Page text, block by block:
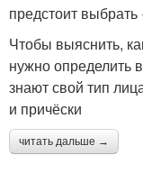
предстоит
Чтобы выяснить,
нужно определить
знают свой тип
и причёски
читать дальше →